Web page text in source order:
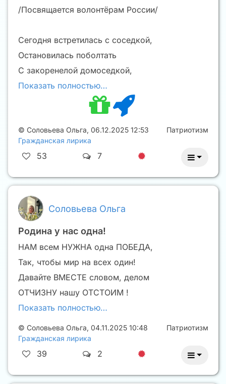
/Посвящается волонтёрам России/
Сегодня встретилась с соседкой,
Остановилась поболтать
С закоренелой домоседкой,
Показать полностью…
© Соловьева Ольга, 06.12.2025 12:53
Гражданская лирика
Патриотизм
53 7
Соловьева Ольга
Родина у нас одна!
НАМ всем НУЖНА одна ПОБЕДА,
Так, чтобы мир на всех один!
Давайте ВМЕСТЕ словом, делом
ОТЧИЗНУ нашу ОТСТОИМ !
Показать полностью…
© Соловьева Ольга, 04.11.2025 10:48
Гражданская лирика
Патриотизм
39 2